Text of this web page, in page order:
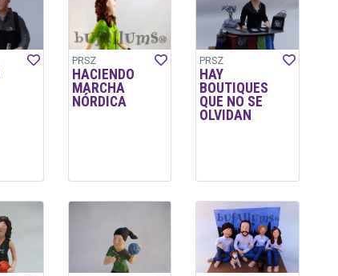
PRSZ
HACIENDO
MARCHA
NÓRDICA
PRSZ
HAY
BOUTIQUES
QUE NO SE
OLVIDAN